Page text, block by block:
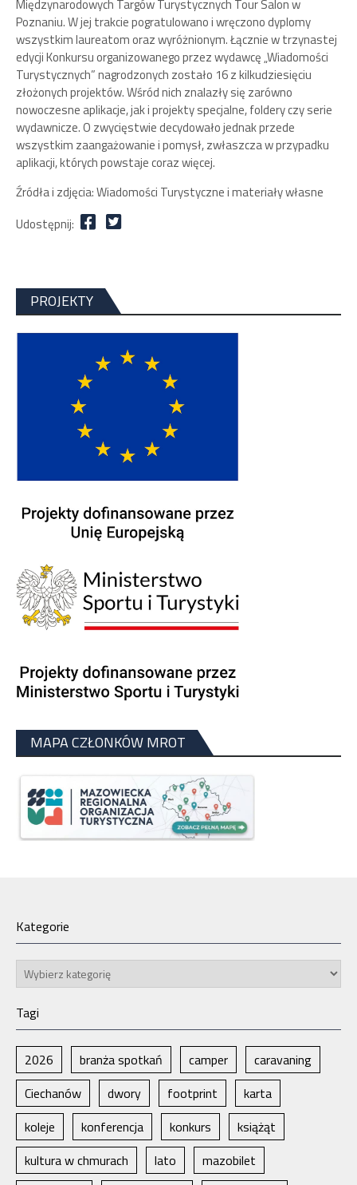
Międzynarodowych Targów Turystycznych Tour Salon w
Poznaniu. W jej trakcie pogratulowano i wręczono dyplomy
wszystkim laureatom oraz wyróżnionym. Łącznie w trzynastej
edycji Konkursu organizowanego przez wydawcę „Wiadomości
Turystycznych” nagrodzonych zostało 16 z kilkudziesięciu
złożonych projektów. Wśród nich znalazły się zarówno
nowoczesne aplikacje, jak i projekty specjalne, foldery czy serie
wydawnicze. O zwycięstwie decydowało jednak przede
wszystkim zaangażowanie i pomysł, zwłaszcza w przypadku
aplikacji, których powstaje coraz więcej.
Źródła i zdjęcia: Wiadomości Turystyczne i materiały własne
Udostępnij:
PROJEKTY
MAPA CZŁONKÓW MROT
Kategorie
Kategorie
Tagi
2026 branża spotkań camper
caravaning
Ciechanów
dwory footprint
karta
koleje
konferencja konkurs
książąt
kultura w chmurach
lato
mazobilet